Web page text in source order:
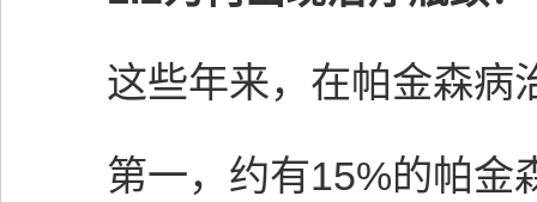
这些年来，在帕金森病
第一，约有15%的帕金